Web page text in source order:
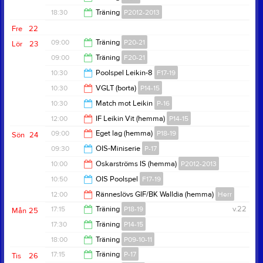
19:30
18:30 Träning P2012-2013
20:00
22
Fre
23
Lör 09:00 Träning P20-21
10:00
09:00 Träning F20-21
10:00
10:30 Poolspel Leikin-8 F17-19
14:00
10:30 VGLT (borta) P14-15
12:30
10:30 Match mot Leikin P-16
12:00
12:00 IF Leikin Vit (hemma) P14-15
13:30
24
Sön 09:00 Eget lag (hemma) P18-19
11:00
09:30 OIS-Miniserie P-17
11:30
10:00 Oskarströms IS (hemma) P2012-2013
12:00
10:50 OIS Poolspel F17-19
12:20
12:00 Ränneslövs GIF/BK Walldia (hemma) Herr
14:00
25
Mån v.22
17:15 Träning P18-19
18:15
17:30 Träning P14-15
19:00
18:00 Träning P09-10-11
26
Tis 17:15 Träning P-17